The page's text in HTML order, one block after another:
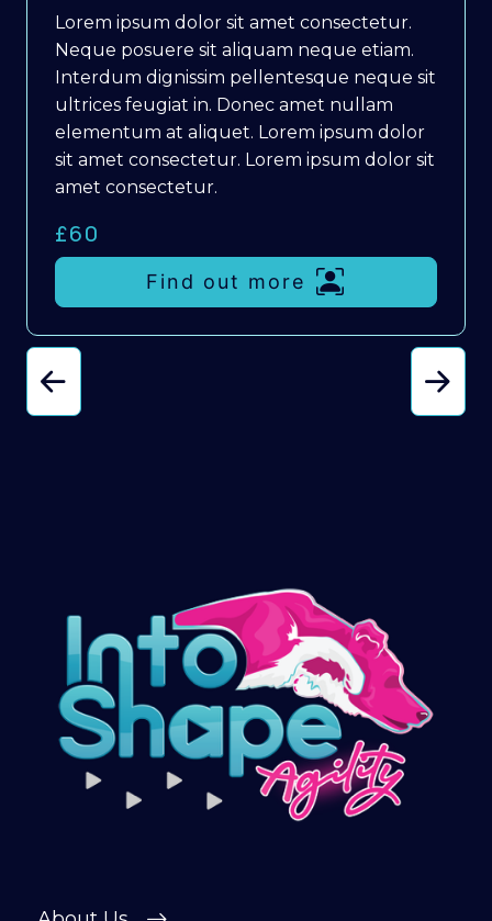
Lorem ipsum dolor sit amet consectetur.
Neque posuere sit aliquam neque etiam.
Interdum dignissim pellentesque neque sit
ultrices feugiat in. Donec amet nullam
elementum at aliquet. Lorem ipsum dolor
sit amet consectetur. Lorem ipsum dolor sit
amet consectetur.
£60
Find out more